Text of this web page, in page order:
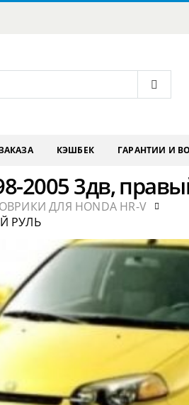
КЭШБЕК ГАРАНТИИ И
2005 3дв,
ДЛЯ HONDA HR-V
РУЛЬ